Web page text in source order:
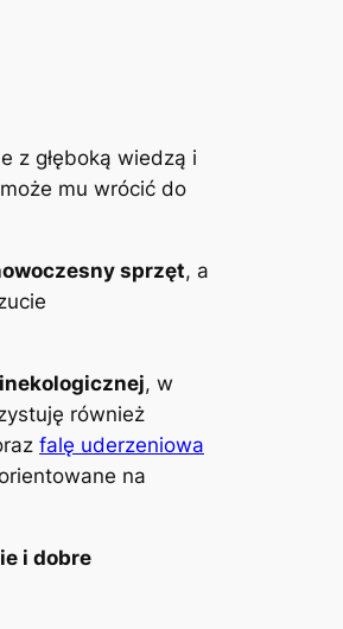
z głęboką wiedzą i
mu wrócić do
sprzęt, a
, w
również
falę uderzeniowa
na
i dobre